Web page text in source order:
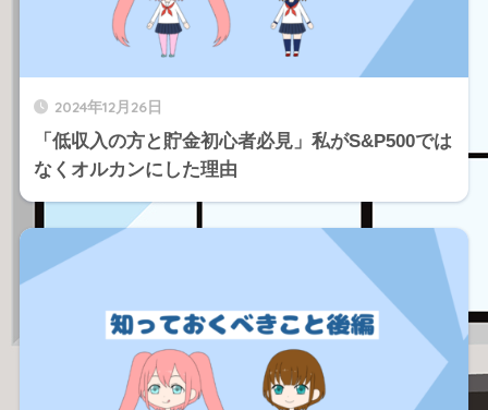
2024年12月26日
「低収入の方と貯金初心者必見」私がS&P500では
なくオルカンにした理由